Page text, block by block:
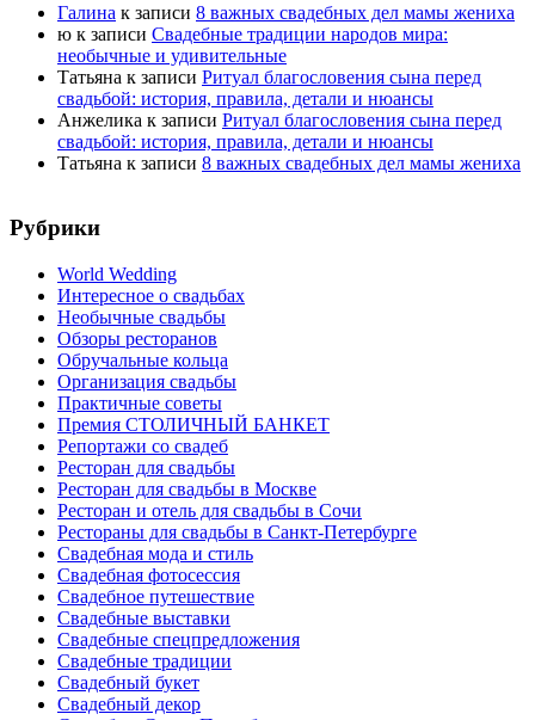
Галина к записи 8 важных свадебных дел мамы жениха
ю к записи Свадебные традиции народов мира:
необычные и удивительные
Татьяна к записи Ритуал благословения сына перед
свадьбой: история, правила, детали и нюансы
Анжелика к записи Ритуал благословения сына перед
свадьбой: история, правила, детали и нюансы
Татьяна к записи 8 важных свадебных дел мамы жениха
Рубрики
World Wedding
Интересное о свадьбах
Необычные свадьбы
Обзоры ресторанов
Обручальные кольца
Организация свадьбы
Практичные советы
Премия СТОЛИЧНЫЙ БАНКЕТ
Репортажи со свадеб
Ресторан для свадьбы
Ресторан для свадьбы в Москве
Ресторан и отель для свадьбы в Сочи
Рестораны для свадьбы в Санкт-Петербурге
Свадебная мода и стиль
Свадебная фотосессия
Свадебное путешествие
Свадебные выставки
Свадебные спецпредложения
Свадебные традиции
Свадебный букет
Свадебный декор